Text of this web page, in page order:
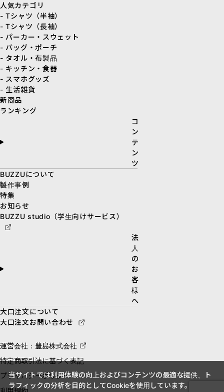
人気カテゴリ
- Tシャツ（半袖）
- Tシャツ（長袖）
- パーカー・スウェット
- バッグ・ポーチ
- タオル・布製品
- キッチン・食器
- スマホグッズ
- 生活雑貨
新商品
ランキング
コ
ン
テ
ン
ツ
BUZZUについて
製作事例
特集
お知らせ
BUZZU studio（学生向けサービス）
法
人
の
お
客
様
へ
大口注文について
大口注文お問い合わせ
運営会社：豊島株式会社
特定商取引法に基づく表記
プライバシーポリシー
当サイトでは利用体験の向上およびコンテンツの最適な提供、ト
ラフィックの分析を目的としてCookieを使用しています。